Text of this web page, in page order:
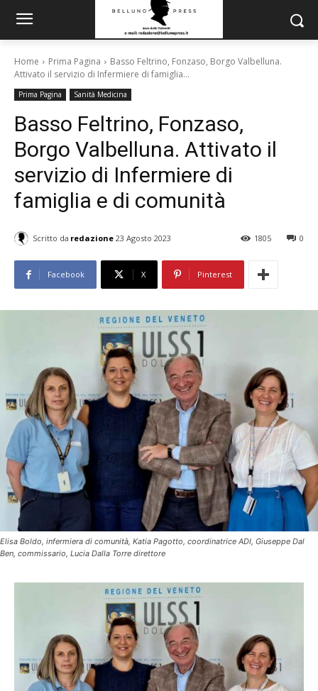
Home Prima Pagina
Basso Feltrino, Fonzaso, Borgo Valbelluna.
Attivato il servizio di Infermiere di famiglia...
Prima Pagina Sanità Medicina
Basso Feltrino, Fonzaso,
Borgo Valbelluna. Attivato il
servizio di Infermiere di
famiglia e di comunità
Scritto da redazione 23 Agosto 2023 0
1805
Facebook X Pinterest
Elisa Boldo, infermiera di comunità, Katia Pagotto, coordinatrice ADI, Giuseppe Dal
Ben, commissario, Lucia Dalla Torre direttore